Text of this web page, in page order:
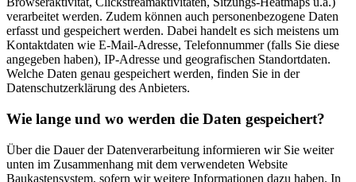
verarbeitet werden. Zudem können auch personenbezogene Daten
erfasst und gespeichert werden. Dabei handelt es sich meistens um
Kontaktdaten wie E-Mail-Adresse, Telefonnummer (falls Sie diese
angegeben haben), IP-Adresse und geografischen Standortdaten.
Welche Daten genau gespeichert werden, finden Sie in der
Datenschutzerklärung des Anbieters.
Wie lange und wo werden die Daten gespeichert?
Über die Dauer der Datenverarbeitung informieren wir Sie weiter
unten im Zusammenhang mit dem verwendeten Website
Baukastensystem, sofern wir weitere Informationen dazu haben. In